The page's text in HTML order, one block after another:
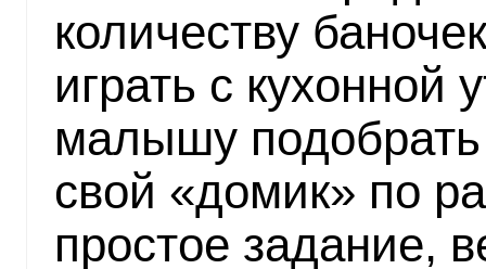
количеству
играть с кухонной
малышу
свой «домик» по
простое задание,